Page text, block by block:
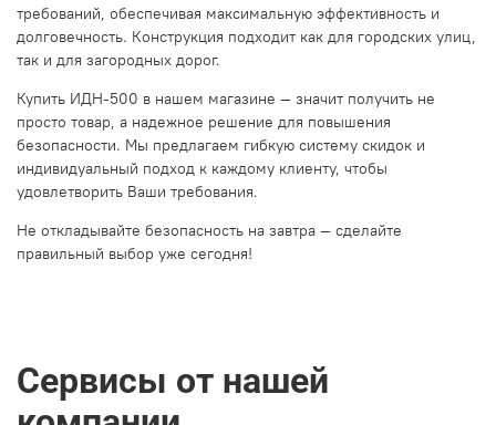
требований, обеспечивая максимальную эффективность и
долговечность. Конструкция подходит как для городских улиц,
так и для загородных дорог.
Купить ИДН-500 в нашем магазине — значит получить не
просто товар, а надежное решение для повышения
безопасности. Мы предлагаем гибкую систему скидок и
индивидуальный подход к каждому клиенту, чтобы
удовлетворить Ваши требования.
Не откладывайте безопасность на завтра — сделайте
правильный выбор уже сегодня!
Сервисы от нашей